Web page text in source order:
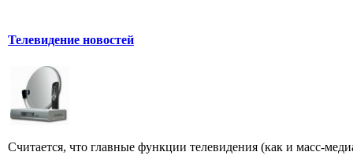
Телевидение новостей
Считается, что главные функции телевидения (как и масс-